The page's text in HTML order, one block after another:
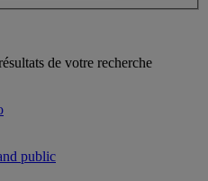
de votre recherche
public